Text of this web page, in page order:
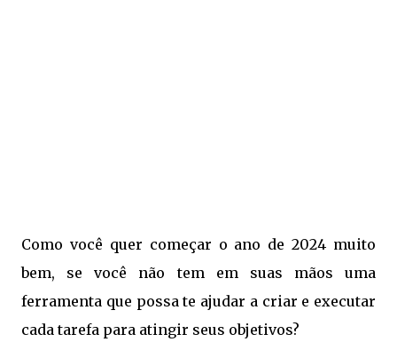
Como você quer começar o ano de 2024 muito
bem, se você não tem em suas mãos uma
ferramenta que possa te ajudar a criar e executar
cada tarefa para atingir seus objetivos?